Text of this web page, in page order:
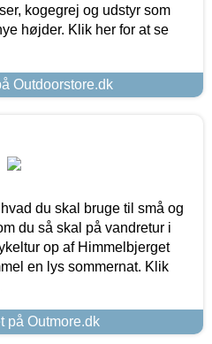
kogegrej og udstyr som
højder. Klik her for at se
Outdoorstore.dk
du skal bruge til små og
du så skal på vandretur i
op af Himmelbjerget
en lys sommernat. Klik
på Outmore.dk